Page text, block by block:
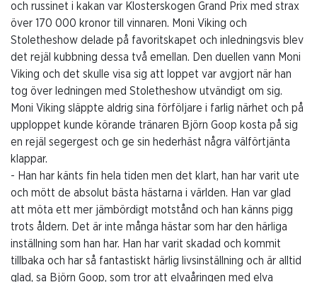
och russinet i kakan var Klosterskogen Grand Prix med strax
över 170 000 kronor till vinnaren. Moni Viking och
Stoletheshow delade på favoritskapet och inledningsvis blev
det rejäl kubbning dessa två emellan. Den duellen vann Moni
Viking och det skulle visa sig att loppet var avgjort när han
tog över ledningen med Stoletheshow utvändigt om sig.
Moni Viking släppte aldrig sina förföljare i farlig närhet och på
upploppet kunde körande tränaren Björn Goop kosta på sig
en rejäl segergest och ge sin hederhäst några välförtjänta
klappar.
- Han har känts fin hela tiden men det klart, han har varit ute
och mött de absolut bästa hästarna i världen. Han var glad
att möta ett mer jämbördigt motstånd och han känns pigg
trots åldern. Det är inte många hästar som har den härliga
inställning som han har. Han har varit skadad och kommit
tillbaka och har så fantastiskt härlig livsinställning och är alltid
glad, sa Björn Goop, som tror att elvaåringen med elva